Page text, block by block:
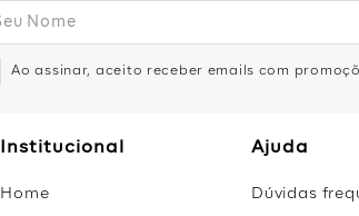
Ao assinar, aceito receber emails com
Institucional
Home
Ajuda
Dúvidas